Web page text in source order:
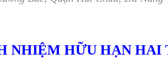
NHIỆM HỮU HẠN HAI